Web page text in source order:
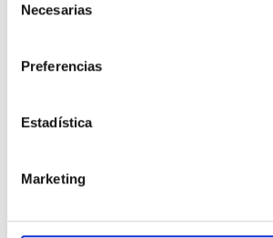
Necesarias
Preferencias
Estadística
Marketing
Suela de alta tracción:
terrenos mixtos y resbaladizos.
protecciones sintéticas que
y la vida útil del calzado.
proporciona un soporte suave y
Ajuste ergonómico:Sistema de